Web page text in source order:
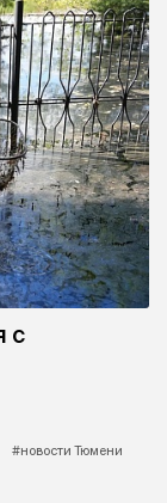
с
#новости Тюмени